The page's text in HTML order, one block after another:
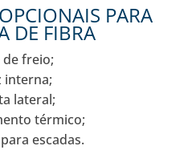
PARA
DE FIBRA
de freio;
interna;
lateral;
térmico;
escadas.